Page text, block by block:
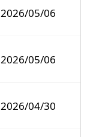
2026/05/06
2026/05/06
2026/04/30